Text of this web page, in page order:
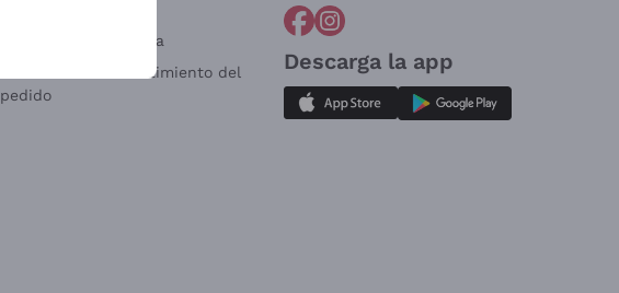
Condiciones de Venta
Formulario de desistimiento del
pedido
Descarga la app